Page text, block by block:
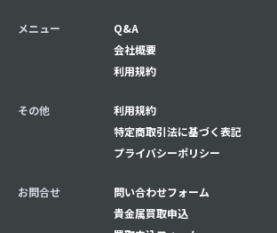
メニュー
Q&A
会社概要
利用規約
その他
利用規約
特定商取引法に基づく表記
プライバシーポリシー
お問合せ
問い合わせフォーム
貴金属買取申込